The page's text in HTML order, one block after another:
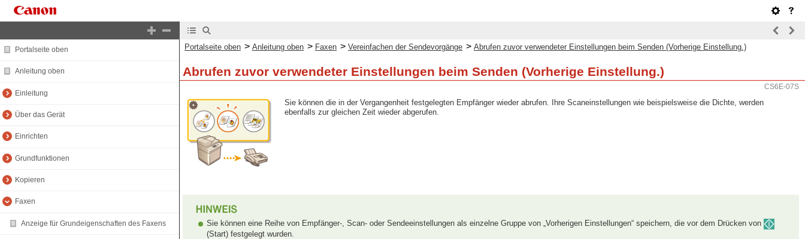
Portalseite oben
Anleitung oben
Einleitung
Über das Gerät
Einrichten
Grundfunktionen
Kopieren
Faxen
Anzeige für Grundeigenschaften des Faxens
Portalseite oben > Anleitung oben > Faxen > Vereinfachen der Sendevorgänge > Abrufen zuvor verwendeter Einstellungen beim Senden (Vorherige Einstellung.)
Abrufen zuvor verwendeter Einstellungen beim Senden (Vorherige Einstellung.)
CS6E-07S
Sie können die in der Vergangenheit festgelegten Empfänger wieder abrufen. Ihre Scaneinstellungen wie beispielsweise die Dichte, werden
ebenfalls zur gleichen Zeit wieder abgerufen.
Sie können eine Reihe von Empfänger-, Scan- oder Sendeeinstellungen als einzelne Gruppe von „Vorherigen Einstellungen“ speichern, die vor dem Drücken von
(Start) festgelegt wurden.